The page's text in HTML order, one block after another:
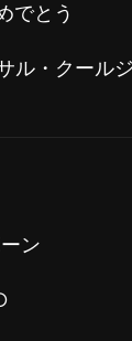
でとう
ル・クール
ン